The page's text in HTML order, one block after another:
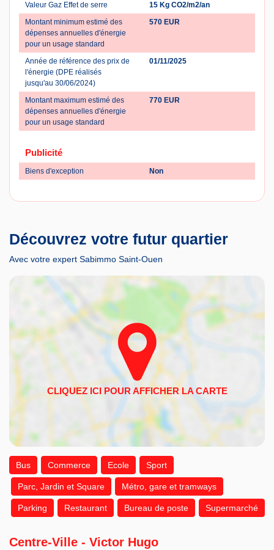
Valeur Gaz Effet de serre
15 Kg CO2/m2/an
Montant minimum estimé des
dépenses annuelles d'énergie
pour un usage standard
570 EUR
Année de référence des prix de
l'énergie (DPE réalisés
jusqu'au 30/06/2024)
01/11/2025
Montant maximum estimé des
dépenses annuelles d'énergie
pour un usage standard
770 EUR
Publicité
Biens d'exception Non
Découvrez votre futur quartier
Avec votre expert Sabimmo Saint-Ouen
Bus Commerce Ecole Sport
Parc, Jardin et Square Métro, gare et tramways
Parking Restaurant Bureau de poste Supermarché
Centre-Ville - Victor Hugo